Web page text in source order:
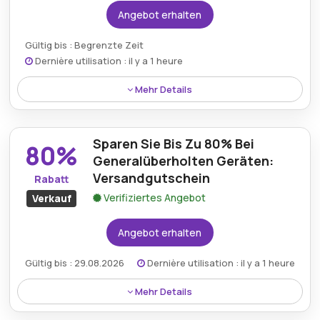
Angebot erhalten
Gültig bis : Begrenzte Zeit
Dernière utilisation : il y a 1 heure
Mehr Details
Genießen Sie kostenlosen Versand bei Bestellungen
über 59€ bei IT Versand – für zusätzlichen Wert und
Komfort beim Online-Shopping.
80%
Rabatt
Verkauf
Sparen Sie Bis Zu 80% Bei
Generalüberholten Geräten:
Versandgutschein
Verifiziertes Angebot
Angebot erhalten
Gültig bis : 29.08.2026 Dernière utilisation : il y a 1 heure
Mehr Details